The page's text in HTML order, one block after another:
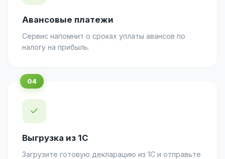
Авансовые платежи
Сервис напомнит о сроках уплаты авансов по
налогу на прибыль.
✓
Выгрузка из 1С
Загрузите готовую декларацию из 1С и отправьте